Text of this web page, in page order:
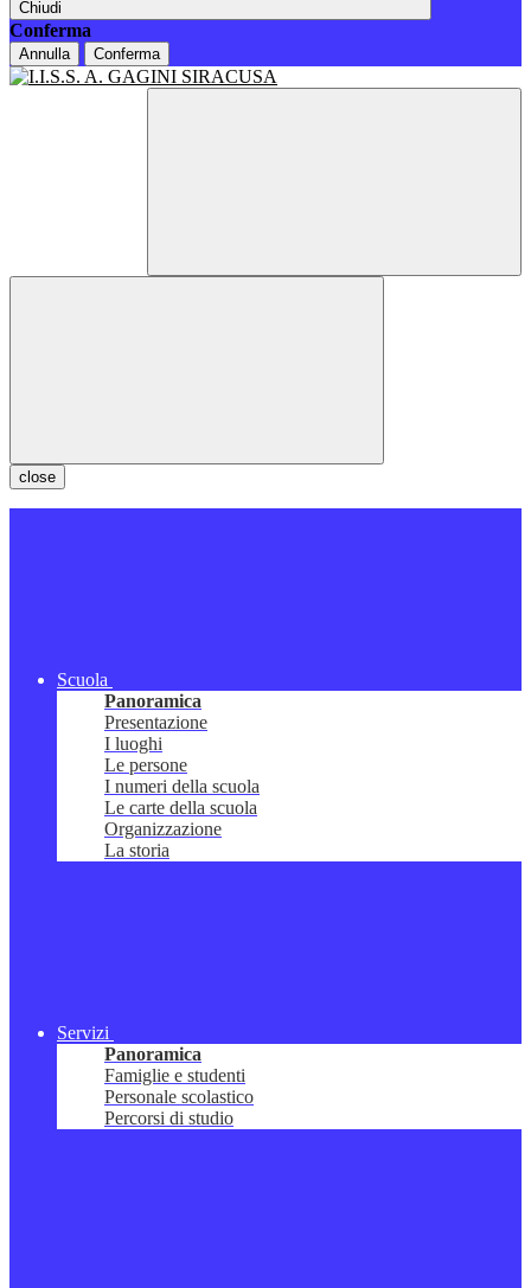
Chiudi
Conferma
Annulla Conferma
close
Scuola
Panoramica
Presentazione
I luoghi
Le persone
I numeri della scuola
Le carte della scuola
Organizzazione
La storia
Servizi
Panoramica
Famiglie e studenti
Personale scolastico
Percorsi di studio